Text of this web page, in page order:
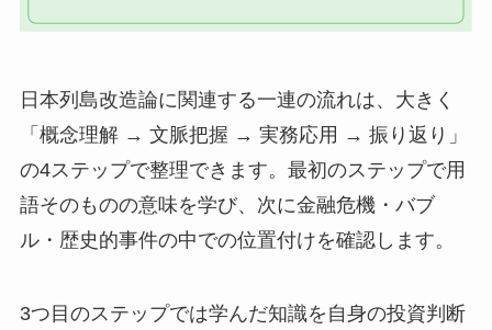
日本列島改造論に関連する一連の流れは、大きく
「概念理解 → 文脈把握 → 実務応用 → 振り返り」
の4ステップで整理できます。最初のステップで用
語そのものの意味を学び、次に金融危機・バブ
ル・歴史的事件の中での位置付けを確認します。
3つ目のステップでは学んだ知識を自身の投資判断